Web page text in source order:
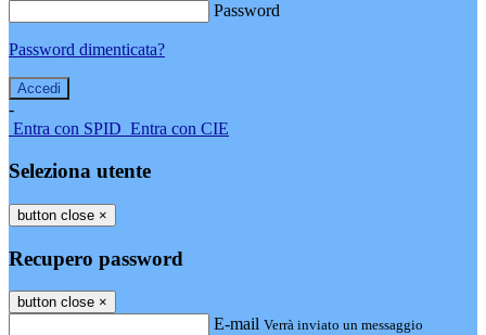
Password
Password dimenticata?
-
Entra con SPID Entra con CIE
Seleziona utente
button close ×
Recupero password
button close ×
E-mail Verrà inviato un messaggio